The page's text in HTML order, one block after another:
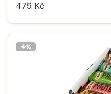
479 Kč